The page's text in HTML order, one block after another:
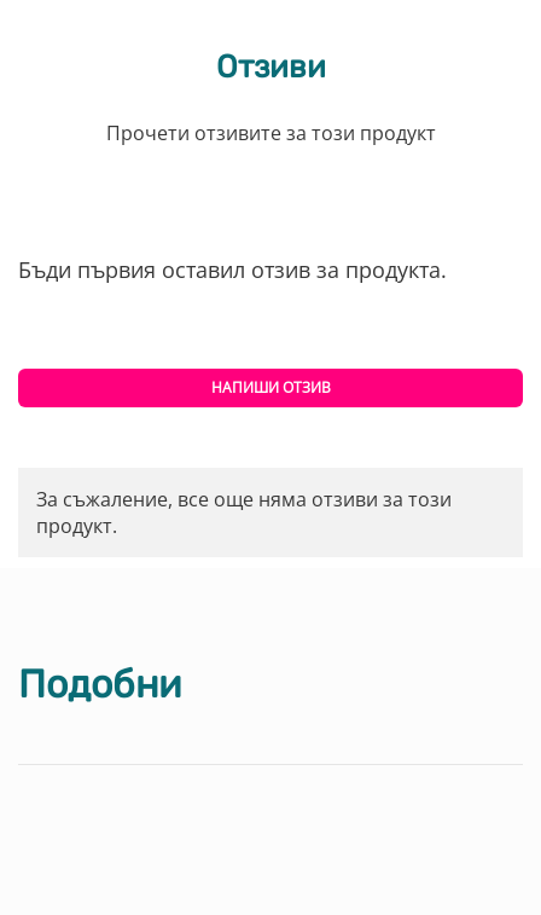
Отзиви
Прочети отзивите за този продукт
Бъди първия оставил отзив за продукта.
НАПИШИ ОТЗИВ
За съжаление, все още няма отзиви за този
продукт.
Подобни